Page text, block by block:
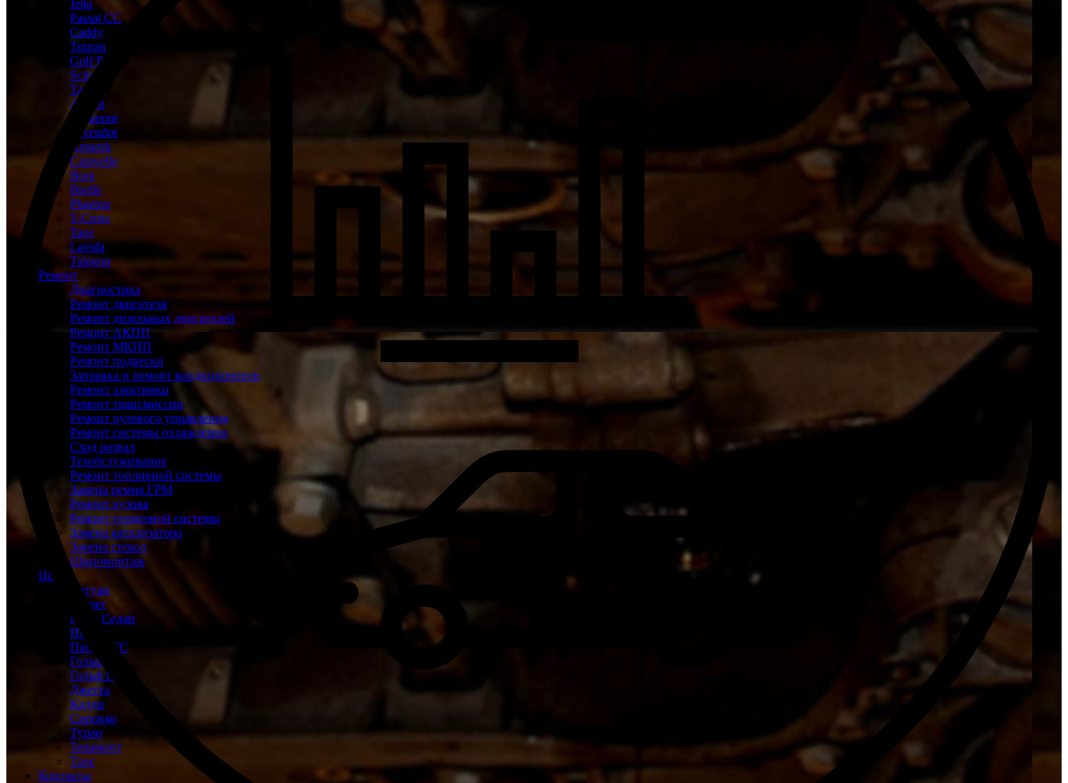
Jetta
Passat CC
Caddy
Touran
Golf Plus
Scirocco
Tayron
Arteon
Teramont
Tavendor
Amarok
Caravelle
Bora
Beetle
Phaeton
T-Cross
Taos
Lavida
Talagon
Ремонт
Диагностика
Ремонт двигателя
Ремонт дизельных двигателей
Ремонт АКПП
Ремонт МКПП
Ремонт подвески
Заправка и ремонт кондиционеров
Ремонт электрики
Ремонт трансмиссии
Ремонт рулевого управления
Ремонт системы охлаждения
Сход развал
Техобслуживание
Ремонт топливной системы
Замена ремня ГРМ
Ремонт кузова
Ремонт тормозной системы
Замена катализатора
Замена стекол
Шиномонтаж
Цены
Тигуан
Туарег
Поло Седан
Пассат
Пассат СС
Гольф
Гольф Плюс
Джетта
Кадди
Сирокко
Туран
Терамонт
Таос
Контакты